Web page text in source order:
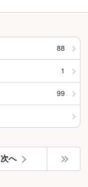
88
1
99
次へ